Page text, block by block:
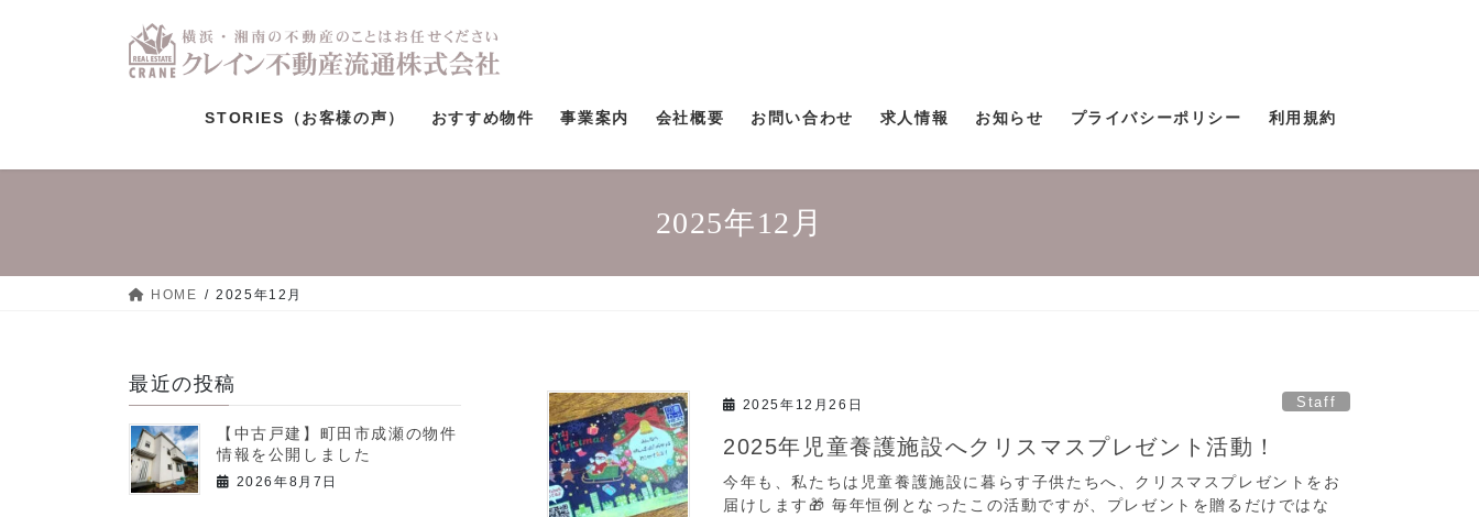
ス
ン
STORIES（お客様の声） おすすめ物件 事業案内 会社概要 お問い合わせ 求人情報 お知らせ プライバシーポリシー 利用規約
2025年12月
HOME 2025年12月
2025年12月26日 Staff
2025年児童養護施設へクリスマスプレゼント活動！
今年も、私たちは児童養護施設に暮らす子供たちへ、クリスマスプレゼントをお
届けします🎁 毎年恒例となったこの活動ですが、プレゼントを贈るだけではな
最近の投稿
【中古戸建】町田市成瀬の物件
情報を公開しました
2026年8月7日